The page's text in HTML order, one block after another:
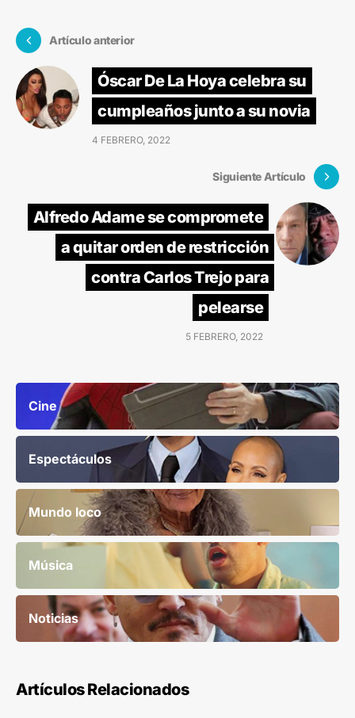
Artículo anterior
Óscar De La Hoya celebra su
cumpleaños junto a su novia
4 FEBRERO, 2022
Siguiente Artículo
Alfredo Adame se compromete
a quitar orden de restricción
contra Carlos Trejo para
pelearse
5 FEBRERO, 2022
Cine
Espectáculos
Mundo loco
Música
Noticias
Artículos Relacionados